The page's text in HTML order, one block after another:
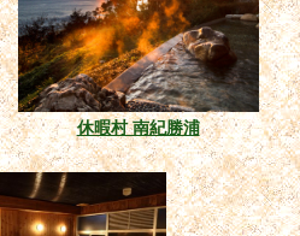
休暇村 南紀勝浦